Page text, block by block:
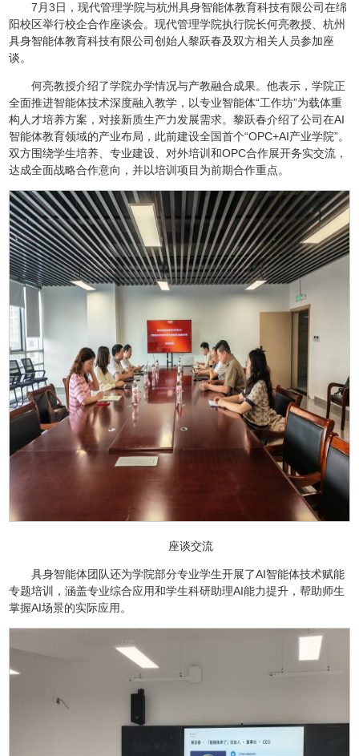
7月3日，现代管理学院与杭州具身智能体教育科技有限公司在绵
阳校区举行校企合作座谈会。现代管理学院执行院长何亮教授、杭州
具身智能体教育科技有限公司创始人黎跃春及双方相关人员参加座
谈。
何亮教授介绍了学院办学情况与产教融合成果。他表示，学院正
全面推进智能体技术深度融入教学，以专业智能体“工作坊”为载体重
构人才培养方案，对接新质生产力发展需求。黎跃春介绍了公司在AI
智能体教育领域的产业布局，此前建设全国首个“OPC+AI产业学院”。
双方围绕学生培养、专业建设、对外培训和OPC合作展开务实交流，
达成全面战略合作意向，并以培训项目为前期合作重点。
座谈交流
具身智能体团队还为学院部分专业学生开展了AI智能体技术赋能
专题培训，涵盖专业综合应用和学生科研助理AI能力提升，帮助师生
掌握AI场景的实际应用。